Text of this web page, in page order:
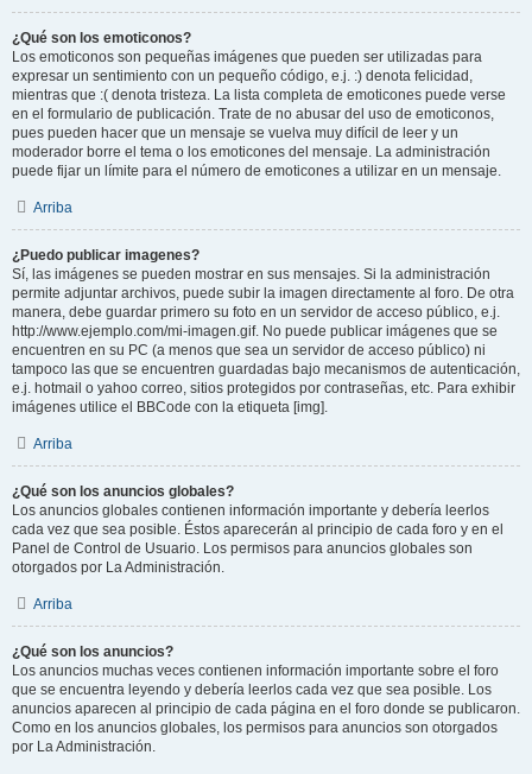
¿Qué son los emoticonos?
Los emoticonos son pequeñas imágenes que pueden ser utilizadas para
expresar un sentimiento con un pequeño código, e.j. :) denota felicidad,
mientras que :( denota tristeza. La lista completa de emoticones puede verse
en el formulario de publicación. Trate de no abusar del uso de emoticonos,
pues pueden hacer que un mensaje se vuelva muy difícil de leer y un
moderador borre el tema o los emoticones del mensaje. La administración
puede fijar un límite para el número de emoticones a utilizar en un mensaje.
Arriba
¿Puedo publicar imagenes?
Sí, las imágenes se pueden mostrar en sus mensajes. Si la administración
permite adjuntar archivos, puede subir la imagen directamente al foro. De otra
manera, debe guardar primero su foto en un servidor de acceso público, e.j.
http://www.ejemplo.com/mi-imagen.gif. No puede publicar imágenes que se
encuentren en su PC (a menos que sea un servidor de acceso público) ni
tampoco las que se encuentren guardadas bajo mecanismos de autenticación,
e.j. hotmail o yahoo correo, sitios protegidos por contraseñas, etc. Para exhibir
imágenes utilice el BBCode con la etiqueta [img].
Arriba
¿Qué son los anuncios globales?
Los anuncios globales contienen información importante y debería leerlos
cada vez que sea posible. Éstos aparecerán al principio de cada foro y en el
Panel de Control de Usuario. Los permisos para anuncios globales son
otorgados por La Administración.
Arriba
¿Qué son los anuncios?
Los anuncios muchas veces contienen información importante sobre el foro
que se encuentra leyendo y debería leerlos cada vez que sea posible. Los
anuncios aparecen al principio de cada página en el foro donde se publicaron.
Como en los anuncios globales, los permisos para anuncios son otorgados
por La Administración.